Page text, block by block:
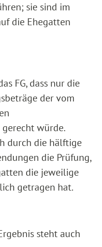
sie sind im
die Ehegatten
FG, dass nur die
der vom
würde.
durch die hälftige
die Prüfung,
die jeweilige
getragen hat.
steht auch